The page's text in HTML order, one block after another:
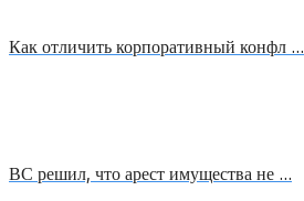
Как отличить корпоративный конфл …
ВС решил, что арест имущества не …